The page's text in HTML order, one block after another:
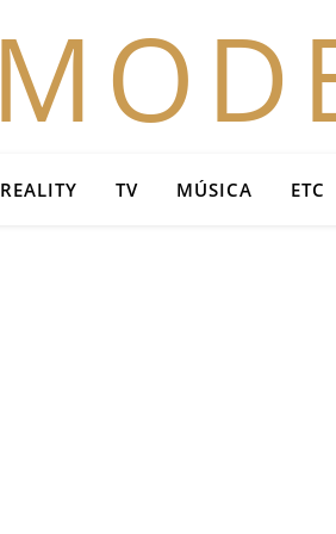
REALITY TV MÚSICA ETC